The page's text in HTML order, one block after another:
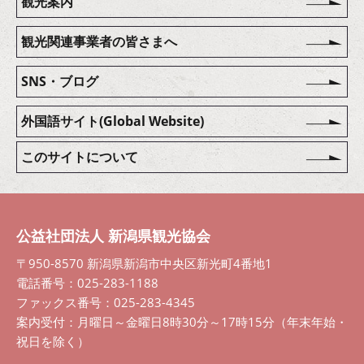
観光関連事業者の皆さまへ
SNS・ブログ
外国語サイト(Global Website)
このサイトについて
公益社団法人 新潟県観光協会
〒950-8570 新潟県新潟市中央区新光町4番地1
電話番号：025-283-1188
ファックス番号：025-283-4345
案内受付：月曜日～金曜日8時30分～17時15分（年末年始・
祝日を除く）